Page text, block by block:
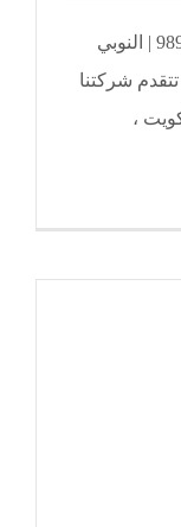
خدمة شاي وقهوه الكويت |98970040 | النوبي
شركتنا
،